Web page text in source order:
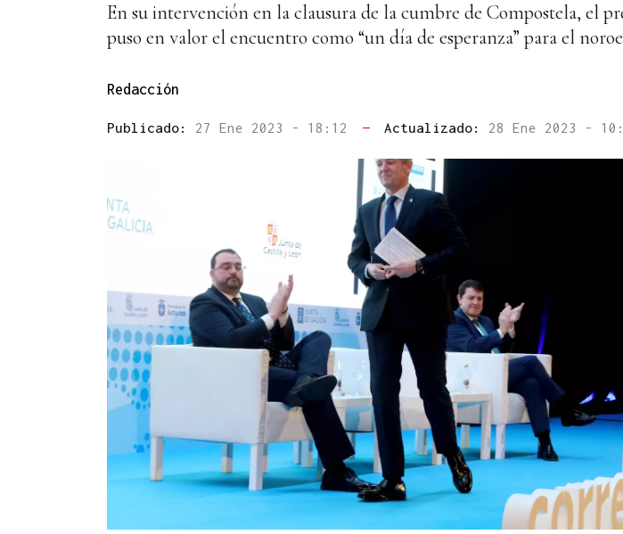
En su intervención en la clausura de la cumbre de Compostela, el
puso en valor el encuentro como “un día de esperanza” para el
Redacción
Publicado: 27 Ene 2023 - 18:12 — Actualizado: 28 Ene 2023 -